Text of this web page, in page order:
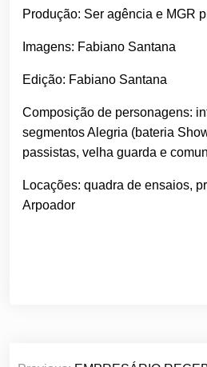
Produção: Ser agência e MGR
Imagens: Fabiano Santana
Edição: Fabiano Santana
Composição de personagens:
segmentos Alegria (bateria
passistas, velha guarda e
Locações: quadra de ensaios,
Arpoador
Navegação